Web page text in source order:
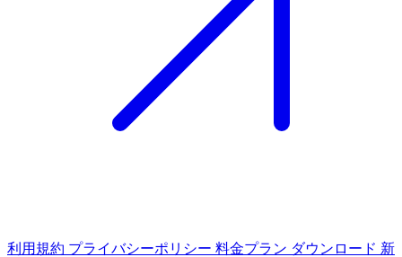
利用規約 プライバシーポリシー 料金プラン ダウンロード 新